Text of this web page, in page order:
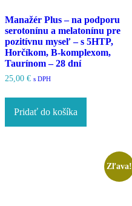
Manažér Plus – na podporu
serotonínu a melatonínu pre
pozitívnu myseľ – s 5HTP,
Horčíkom, B-komplexom,
Taurínom – 28 dní
25,00 € s DPH
Pridať do košíka
Zľava!